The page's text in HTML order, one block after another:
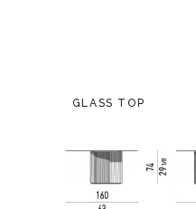
GLASS TOP